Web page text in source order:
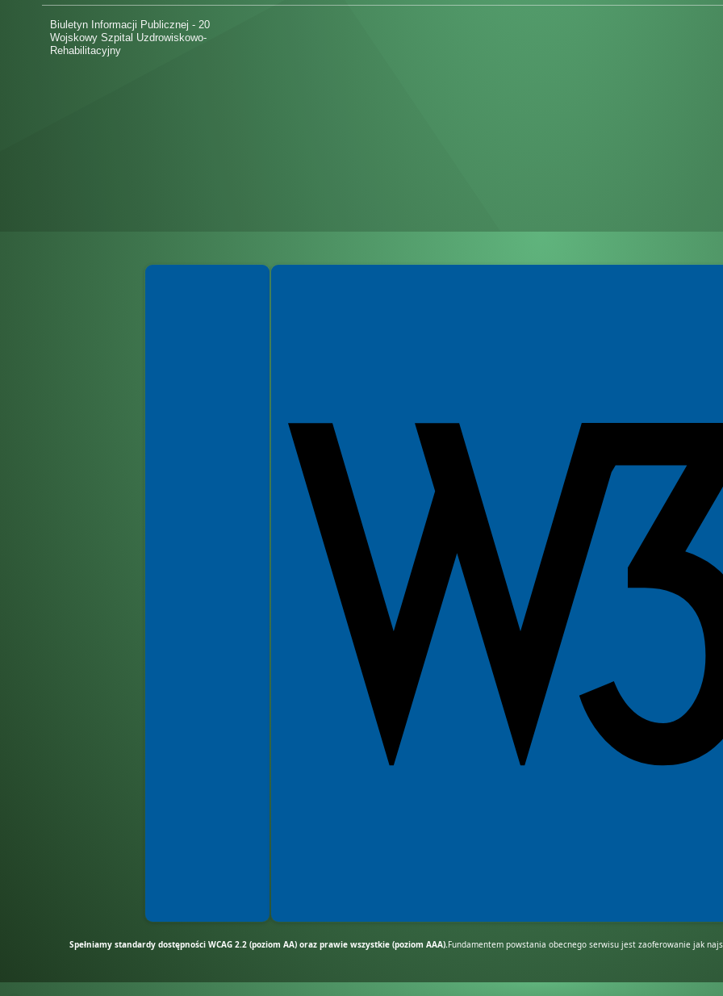
Biuletyn Informacji Publicznej - 20
Wojskowy Szpital Uzdrowiskowo-
Rehabilitacyjny
Spełniamy standardy WCAG 2.2 Spełniamy standardy W3C
Spełniamy standardy dostępności WCAG 2.2 (poziom AA) oraz prawie wszystkie (poziom AAA).Fundamentem powstania obecnego serwisu jest zaoferowanie jak